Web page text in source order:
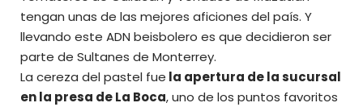
tengan unas de las mejores aficiones del país. Y
llevando este ADN beisbolero es que decidieron ser
parte de Sultanes de Monterrey.
La cereza del pastel fue la apertura de la sucursal
en la presa de La Boca, uno de los puntos favoritos